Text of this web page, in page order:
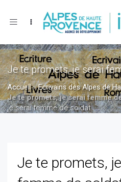
Toggle
Je te promets, je serai
Accueil»Ecrivains des Alpes de
Je te promets, je serai femme
je serai femme de soldat...
Je te promets,